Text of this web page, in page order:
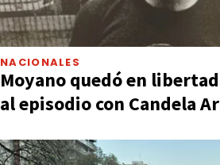
NACIONALES
Moyano quedó en
al episodio con Candela